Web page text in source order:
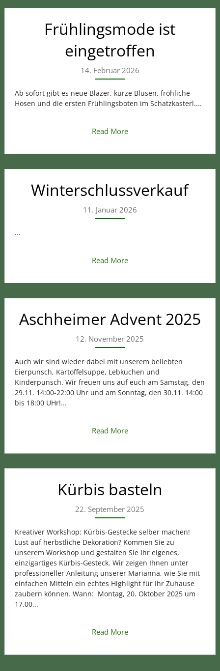
Frühlingsmode ist
eingetroffen
14. Februar 2026
Ab sofort gibt es neue Blazer, kurze Blusen, fröhliche
Hosen und die ersten Frühlingsboten im Schatzkasterl....
Read More
Winterschlussverkauf
11. Januar 2026
...
Read More
Aschheimer Advent 2025
12. November 2025
Auch wir sind wieder dabei mit unserem beliebten
Eierpunsch, Kartoffelsuppe, Lebkuchen und
Kinderpunsch. Wir freuen uns auf euch am Samstag, den
29.11. 14:00-22:00 Uhr und am Sonntag, den 30.11. 14:00
bis 18:00 UHr!...
Read More
Kürbis basteln
22. September 2025
Kreativer Workshop: Kürbis-Gestecke selber machen!
Lust auf herbstliche Dekoration? Kommen Sie zu
unserem Workshop und gestalten Sie Ihr eigenes,
einzigartiges Kürbis-Gesteck. Wir zeigen Ihnen unter
professioneller Anleitung unserer Marianna, wie Sie mit
einfachen Mitteln ein echtes Highlight für Ihr Zuhause
zaubern können. Wann: Montag, 20. Oktober 2025 um
17.00...
Read More